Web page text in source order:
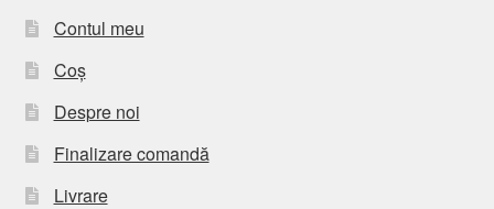
Contul meu
Coș
Despre noi
Finalizare comandă
Livrare